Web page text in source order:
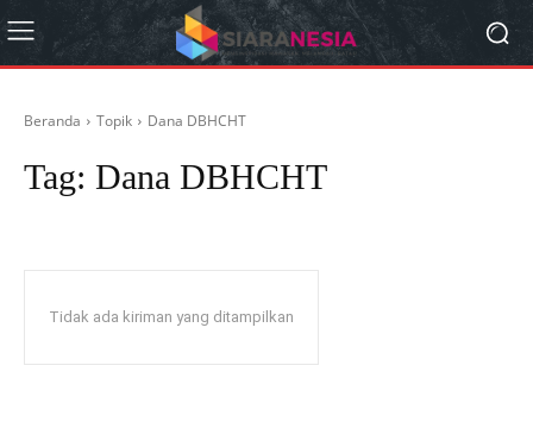
Beranda Topik Dana DBHCHT
Tag: Dana DBHCHT
Tidak ada kiriman yang ditampilkan